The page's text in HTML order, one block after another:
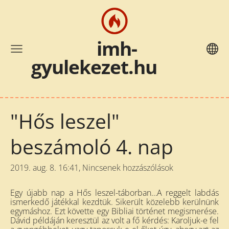
imh-
gyulekezet.hu
"Hős leszel"
beszámoló 4. nap
2019. aug. 8. 16:41, Nincsenek hozzászólások
Egy újabb nap a Hős leszel-táborban…A reggelt labdás
ismerkedő játékkal kezdtük. Sikerült közelebb kerülnünk
egymáshoz. Ezt követte egy Bibliai történet megismerése.
Dávid példáján keresztül az volt a fő kérdés: Karoljuk-e fel